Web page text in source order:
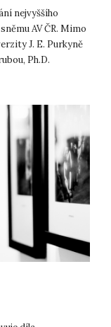
nejvyššího
AV ČR. Mimo
J. E. Purkyně
Ph.D.